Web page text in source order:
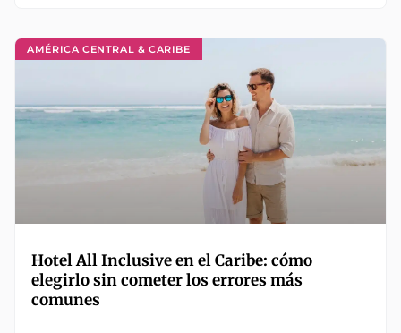
AMÉRICA CENTRAL & CARIBE
Hotel All Inclusive en el Caribe: cómo
elegirlo sin cometer los errores más
comunes